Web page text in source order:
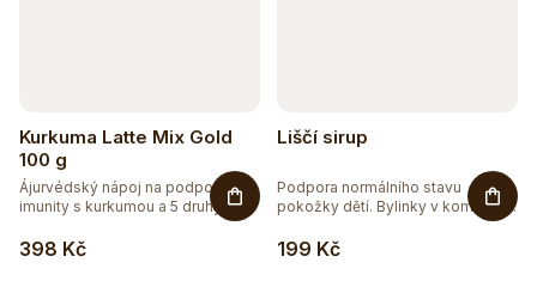
Kurkuma Latte Mix Gold
100 g
398 Kč
Ájurvédský nápoj na podporu
imunity s kurkumou a 5 druhy...
Liščí sirup
199 Kč
Podpora normálního stavu
pokožky dětí. Bylinky v kombinaci